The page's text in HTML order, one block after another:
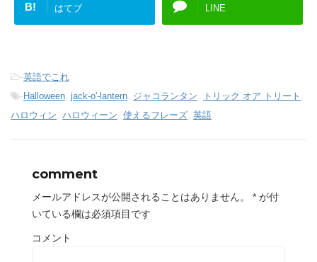
B! はてブ LINE
-英語でこれ
-Halloween, jack-o'-lantern, ジャコランタン, トリック オア トリート ,
ハロウィン, ハロウィーン, 使えるフレーズ, 英語
comment
メールアドレスが公開されることはありません。 * が付
いている欄は必須項目です
コメント